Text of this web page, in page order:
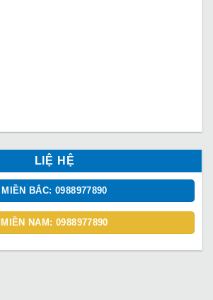
LIỆ HỆ
MIỀN BẮC: 0988977890
MIỀN NAM: 0988977890